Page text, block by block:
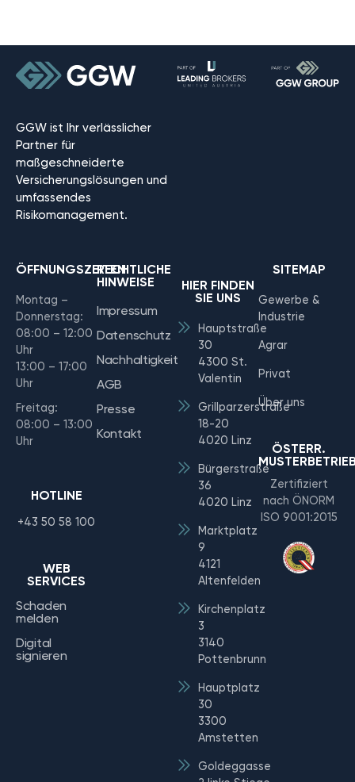
GGW ist Ihr verlässlicher
Partner für
maßgeschneiderte
Versicherungslösungen und
umfassendes
Risikomanagement.
ÖFFNUNGSZEITEN
Montag –
Donnerstag:
08:00 – 12:00
Uhr
13:00 – 17:00
Uhr
Freitag:
08:00 – 13:00
Uhr
HOTLINE
+43 50 58 100
WEB
SERVICES
Schaden
melden
Digital
signieren
RECHTLICHE
HINWEISE
Impressum
Datenschutz
Nachhaltigkeit
AGB
Presse
Kontakt
HIER FINDEN
SIE UNS
Hauptstraße
30
4300 St.
Valentin
Grillparzerstraße
18-20
4020 Linz
Bürgerstraße
36
4020 Linz
Marktplatz
9
4121
Altenfelden
Kirchenplatz
3
3140
Pottenbrunn
Hauptplatz
30
3300
Amstetten
Goldeggasse
SITEMAP
Gewerbe &
Industrie
Agrar
Privat
Über uns
ÖSTERR.
Zertifiziert
nach ÖNORM
ISO 9001:2015